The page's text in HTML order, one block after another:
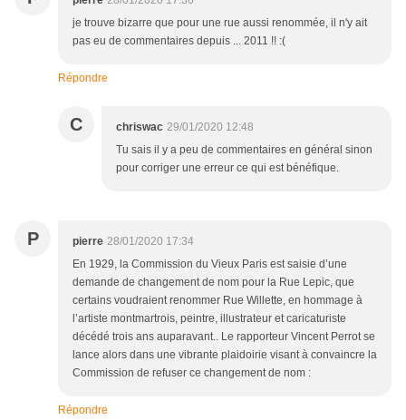
je trouve bizarre que pour une rue aussi renommée, il n'y ait
pas eu de commentaires depuis ... 2011 !! :(
Répondre
C chriswac 29/01/2020 12:48
Tu sais il y a peu de commentaires en général sinon
pour corriger une erreur ce qui est bénéfique.
P pierre 28/01/2020 17:34
En 1929, la Commission du Vieux Paris est saisie d’une
demande de changement de nom pour la Rue Lepic, que
certains voudraient renommer Rue Willette, en hommage à
l’artiste montmartrois, peintre, illustrateur et caricaturiste
décédé trois ans auparavant.. Le rapporteur Vincent Perrot se
lance alors dans une vibrante plaidoirie visant à convaincre la
Commission de refuser ce changement de nom :
Répondre